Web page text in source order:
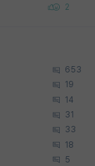
2
653
19
14
31
33
18
5